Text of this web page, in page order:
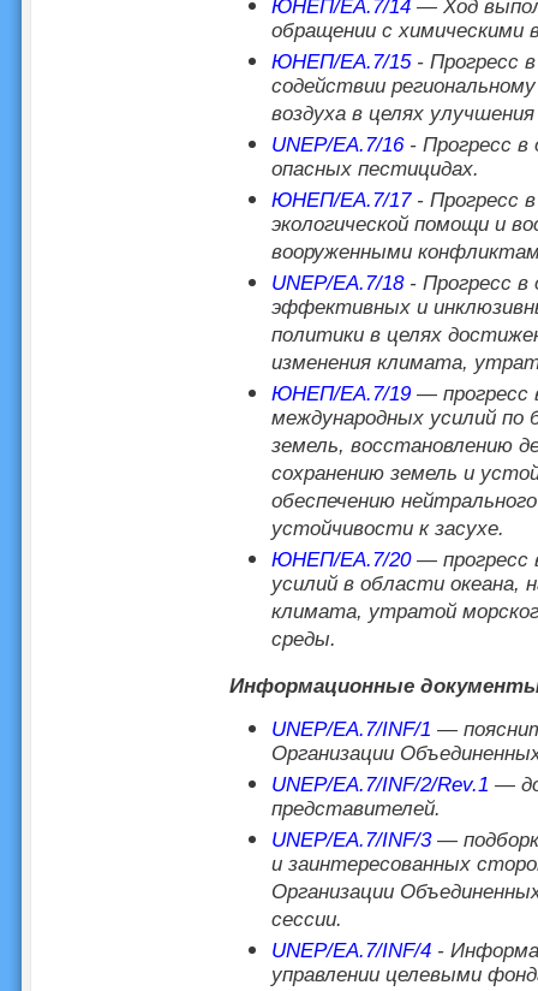
ЮНЕП/EA.7/14— Ход
обращении с
ЮНЕП/EA.7/15- Прогресс
содействии
воздуха в целях
UNEP/EA.7/16- Прогресс в
опасных пестицидах.
ЮНЕП/EA.7/17- Прогресс
экологической помощи и
вооруженными
UNEP/EA.7/18- Прогресс в
эффективных и
политики в целях
изменения климата,
ЮНЕП/EA.7/19— прогресс
международных усилий по
земель, восстановлению
сохранению земель и
обеспечению
устойчивости к засухе.
ЮНЕП/EA.7/20— прогресс
усилий в области океана,
климата, утратой
среды.
Информационные
UNEP/EA.7/INF/1 —
Организации
UNEP/EA.7/INF/2/Rev.1 —
представителей.
UNEP/EA.7/INF/3—
и заинтересованных
Организации
сессии.
UNEP/EA.7/INF/4-
управлении целевыми